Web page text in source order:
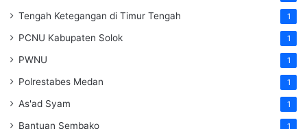
Tengah Ketegangan di Timur Tengah 1
PCNU Kabupaten Solok 1
PWNU 1
Polrestabes Medan 1
As'ad Syam 1
Bantuan Sembako 1